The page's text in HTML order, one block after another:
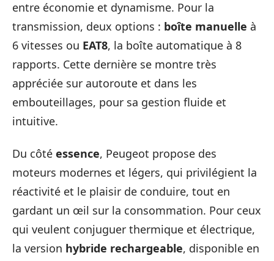
entre économie et dynamisme. Pour la
transmission, deux options : boîte manuelle à
6 vitesses ou EAT8, la boîte automatique à 8
rapports. Cette dernière se montre très
appréciée sur autoroute et dans les
embouteillages, pour sa gestion fluide et
intuitive.
Du côté essence, Peugeot propose des
moteurs modernes et légers, qui privilégient la
réactivité et le plaisir de conduire, tout en
gardant un œil sur la consommation. Pour ceux
qui veulent conjuguer thermique et électrique,
la version hybride rechargeable, disponible en